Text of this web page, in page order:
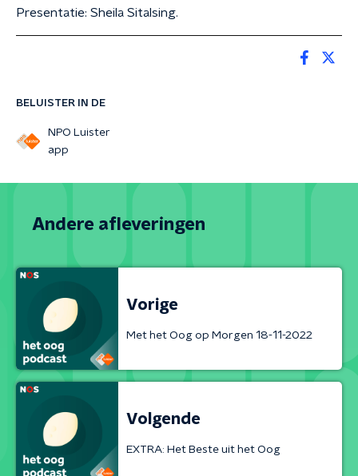
BELUISTER IN DE
NPO Luister
app
Presentatie: Sheila Sitalsing.
Andere afleveringen
Vorige
Met het Oog op Morgen 18-11-2022
Volgende
EXTRA: Het Beste uit het Oog